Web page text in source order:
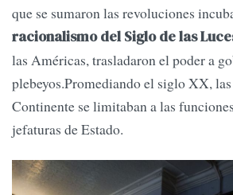
que se sumaron las revoluciones
racionalismo del Siglo de las
las Américas, trasladaron el poder a
plebeyos.Promediando el siglo XX,
Continente se limitaban a las
jefaturas de Estado.